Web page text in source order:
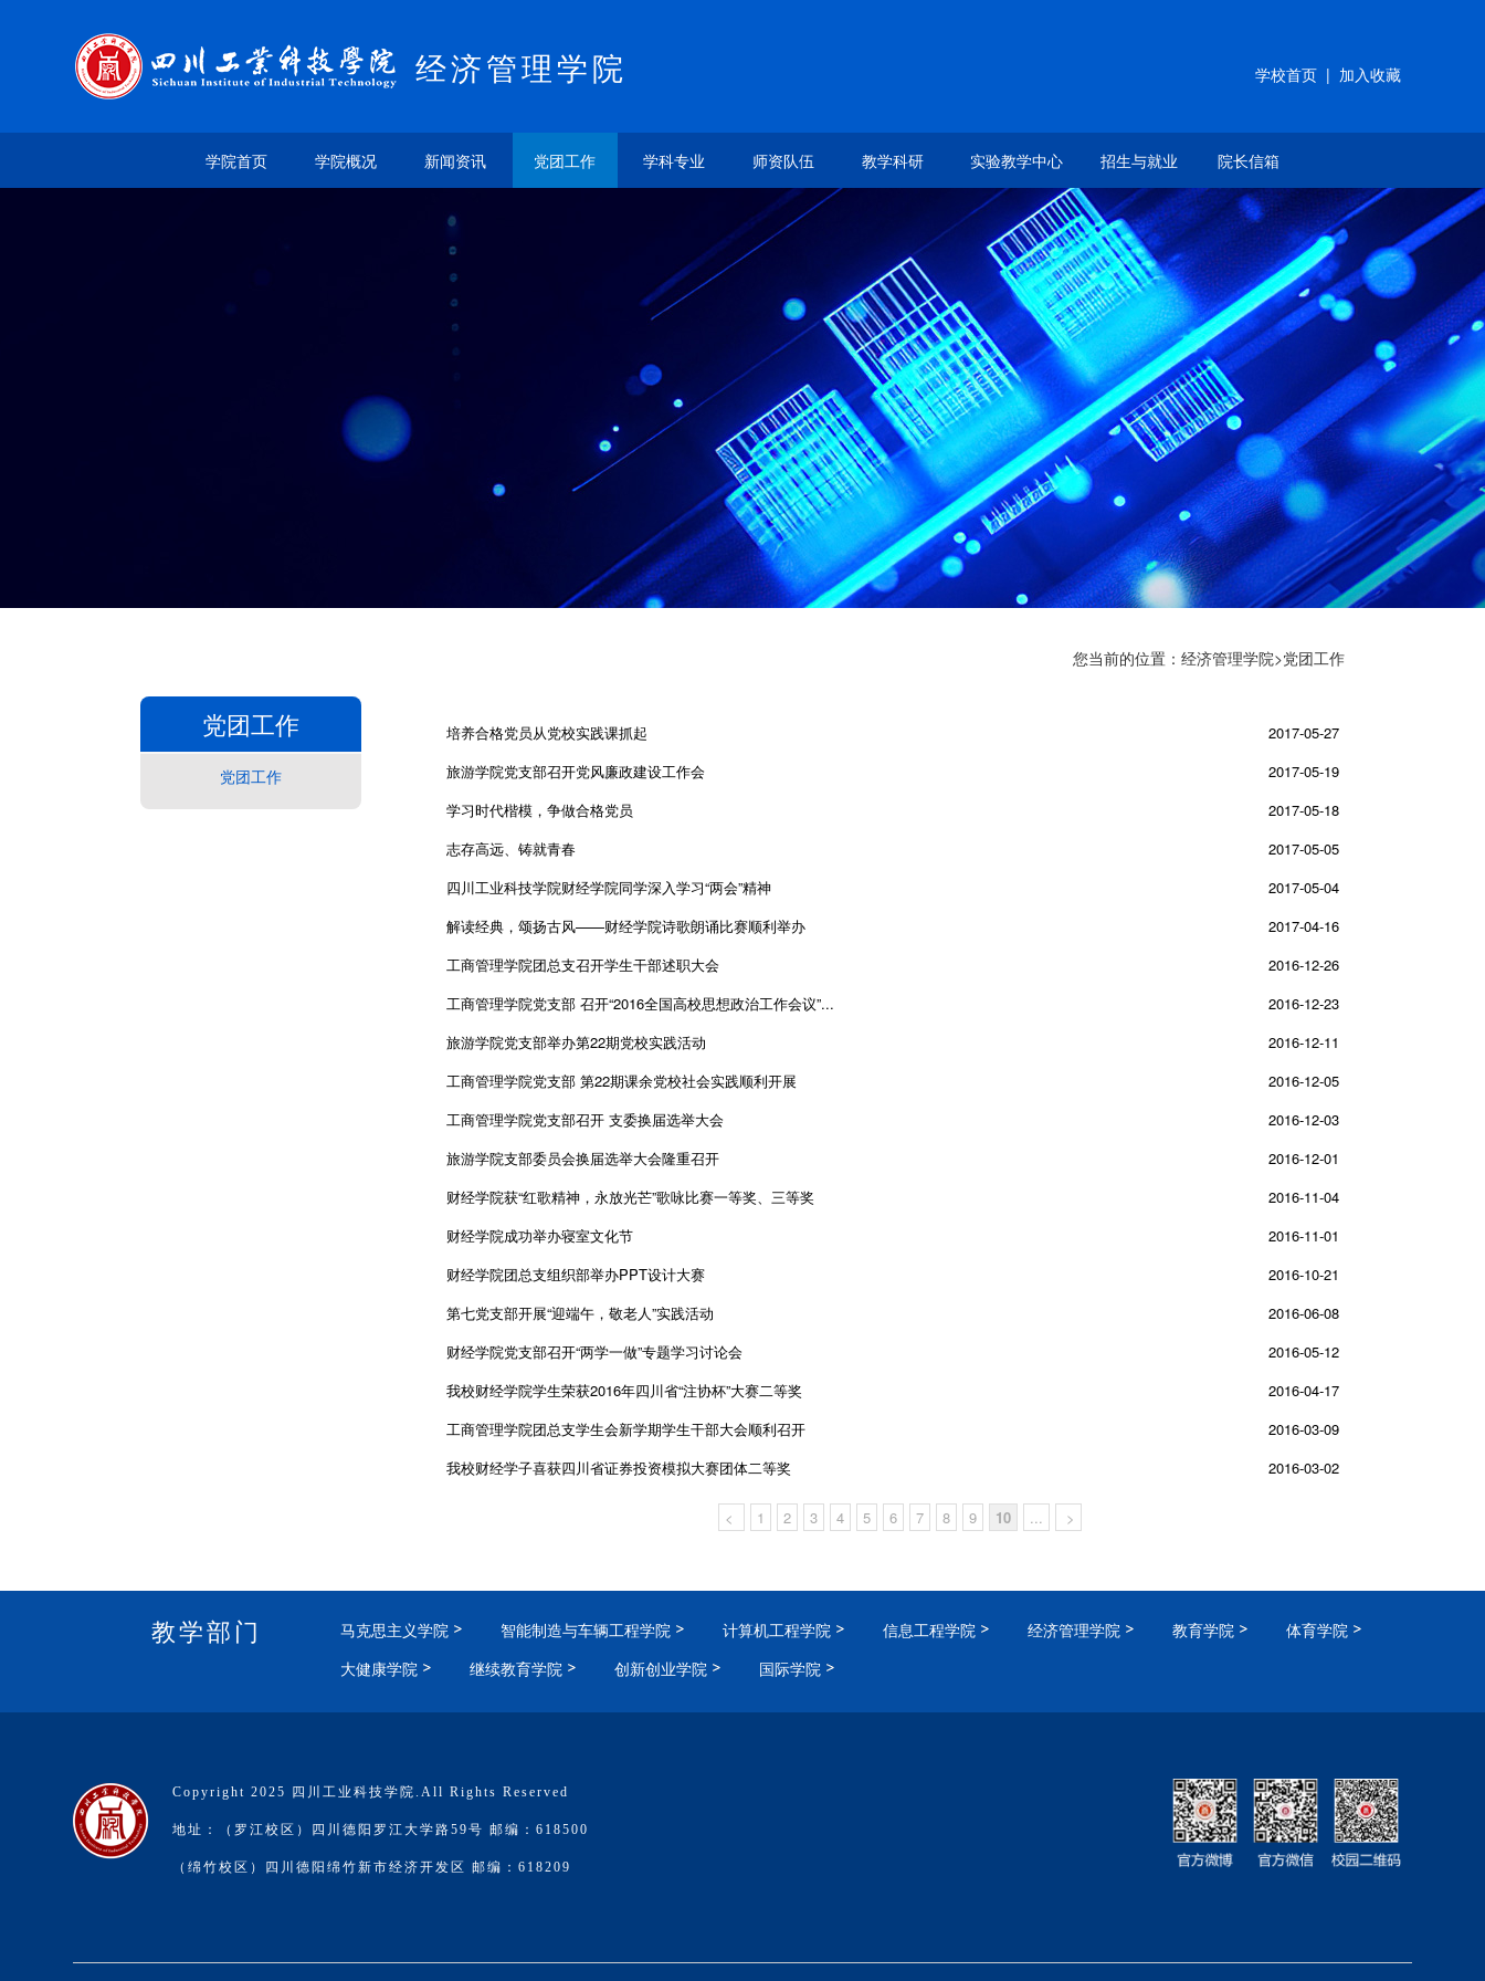
经济管理学院 学校首页 | 加入收藏
学院首页 学院概况 新闻资讯 党团工作 学科专业 师资队伍 教学科研 实验教学中心 招生与就业 院长信箱
您当前的位置： 经济管理学院>党团工作
党团工作
党团工作
培养合格党员从党校实践课抓起
2017-05-27
旅游学院党支部召开党风廉政建设工作会
2017-05-19
学习时代楷模，争做合格党员
2017-05-18
志存高远、铸就青春
2017-05-05
四川工业科技学院财经学院同学深入学习“两会”精神
2017-05-04
解读经典，颂扬古风——财经学院诗歌朗诵比赛顺利举办
2017-04-16
工商管理学院团总支召开学生干部述职大会
2016-12-26
工商管理学院党支部 召开“2016全国高校思想政治工作会议”...
2016-12-23
旅游学院党支部举办第22期党校实践活动
2016-12-11
工商管理学院党支部 第22期课余党校社会实践顺利开展
2016-12-05
工商管理学院党支部召开 支委换届选举大会
2016-12-03
旅游学院支部委员会换届选举大会隆重召开
2016-12-01
财经学院获“红歌精神，永放光芒”歌咏比赛一等奖、三等奖
2016-11-04
财经学院成功举办寝室文化节
2016-11-01
财经学院团总支组织部举办PPT设计大赛
2016-10-21
第七党支部开展“迎端午，敬老人”实践活动
2016-06-08
财经学院党支部召开“两学一做”专题学习讨论会
2016-05-12
我校财经学院学生荣获2016年四川省“注协杯”大赛二等奖
2016-04-17
工商管理学院团总支学生会新学期学生干部大会顺利召开
2016-03-09
我校财经学子喜获四川省证券投资模拟大赛团体二等奖
2016-03-02
< 1 2 3 4 5 6 7 8 9 10 ... >
教学部门 马克思主义学院 智能制造与车辆工程学院 计算机工程学院 信息工程学院 经济管理学院 教育学院
体育学院
大健康学院
继续教育学院 创新创业学院 国际学院
Copyright 2025 四川工业科技学院.All Rights Reserved
地址：（罗江校区）四川德阳罗江大学路59号 邮编：618500
（绵竹校区）四川德阳绵竹新市经济开发区 邮编：618209